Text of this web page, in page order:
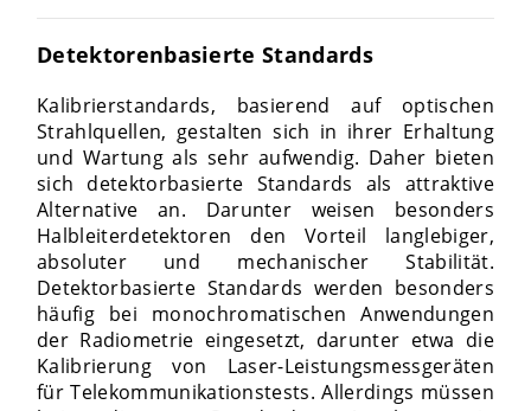
Detektorenbasierte Standards
Kalibrierstandards, basierend auf optischen
Strahlquellen, gestalten sich in ihrer Erhaltung
und Wartung als sehr aufwendig. Daher bieten
sich detektorbasierte Standards als attraktive
Alternative an. Darunter weisen besonders
Halbleiterdetektoren den Vorteil langlebiger,
absoluter und mechanischer Stabilität.
Detektorbasierte Standards werden besonders
häufig bei monochromatischen Anwendungen
der Radiometrie eingesetzt, darunter etwa die
Kalibrierung von Laser-Leistungsmessgeräten
für Telekommunikationstests. Allerdings müssen